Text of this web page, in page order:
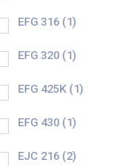
EFG 316 (1)
EFG 320 (1)
EFG 425K (1)
EFG 430 (1)
EJC 216 (2)